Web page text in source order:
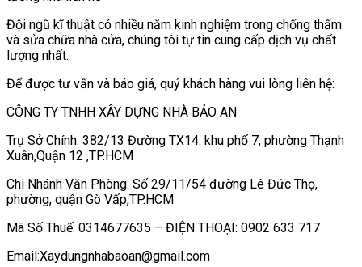
Đội ngũ kĩ thuật có nhiều năm kinh nghiệm trong chống thấm
và sửa chữa nhà cửa, chúng tôi tự tin cung cấp dịch vụ chất
lượng nhất.
Để được tư vấn và báo giá, quý khách hàng vui lòng liên hệ:
CÔNG TY TNHH XÂY DỰNG NHÀ BẢO AN
Trụ Sở Chính: 382/13 Đường TX14. khu phố 7, phường Thạnh
Xuân,Quận 12 ,TP.HCM
Chi Nhánh Văn Phòng: Số 29/11/54 đường Lê Đức Thọ,
phường, quận Gò Vấp,TP.HCM
Mã Số Thuế: 0314677635 – ĐIỆN THOẠI: 0902 633 717
Email:Xaydungnhabaoan@gmail.com